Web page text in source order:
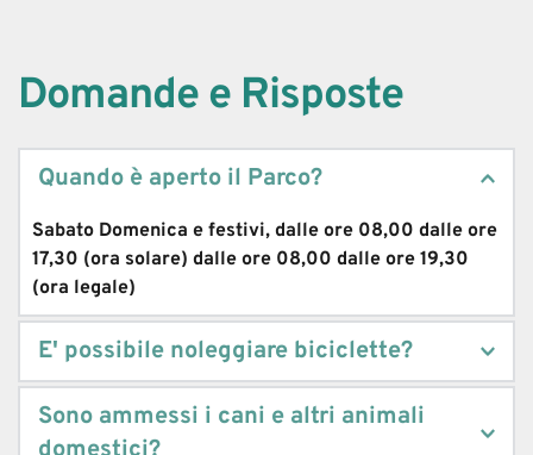
Domande e Risposte
Quando è aperto il Parco?
Sabato Domenica e festivi, dalle ore 08,00 dalle ore
17,30 (ora solare) dalle ore 08,00 dalle ore 19,30
(ora legale)
E' possibile noleggiare biciclette?
Sì, presso il Centro Visite San Rossore località Cascine
Vecchie nei giorni di apertura al pubblico
Sono ammessi i cani e altri animali